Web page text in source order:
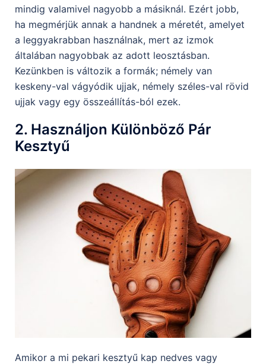
mindig valamivel nagyobb a másiknál. Ezért jobb,
ha megmérjük annak a handnek a méretét, amelyet
a leggyakrabban használnak, mert az izmok
általában nagyobbak az adott leosztásban.
Kezünkben is változik a formák; némely van
keskeny-val vágyódik ujjak, némely széles-val rövid
ujjak vagy egy összeállítás-ból ezek.
2. Használjon Különböző Pár
Kesztyű
Amikor a mi pekari kesztyű kap nedves vagy